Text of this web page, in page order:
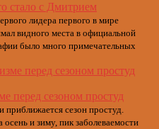
стало с Дмитрием
лидера первого в мире
видного места в официальной
было много примечательных
перед сезоном простуд
приближается сезон простуд.
и зиму, пик заболеваемости